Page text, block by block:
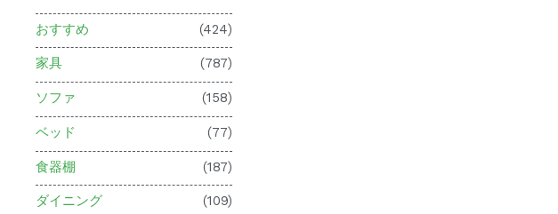
おすすめ (424)
家具 (787)
ソファ (158)
ベッド (77)
食器棚 (187)
ダイニング (109)